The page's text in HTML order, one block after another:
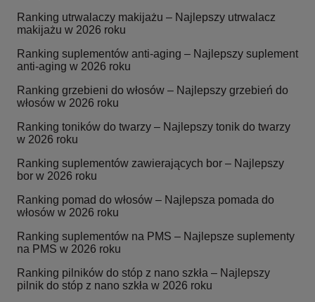
Ranking utrwalaczy makijażu – Najlepszy utrwalacz
makijażu w 2026 roku
Ranking suplementów anti-aging – Najlepszy suplement
anti-aging w 2026 roku
Ranking grzebieni do włosów – Najlepszy grzebień do
włosów w 2026 roku
Ranking toników do twarzy – Najlepszy tonik do twarzy
w 2026 roku
Ranking suplementów zawierających bor – Najlepszy
bor w 2026 roku
Ranking pomad do włosów – Najlepsza pomada do
włosów w 2026 roku
Ranking suplementów na PMS – Najlepsze suplementy
na PMS w 2026 roku
Ranking pilników do stóp z nano szkła – Najlepszy
pilnik do stóp z nano szkła w 2026 roku